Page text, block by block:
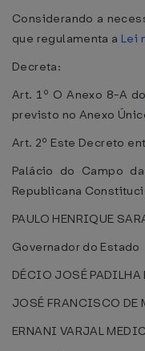
Considerando a
que regulamenta a Lei
Decreta:
Art. 1º O Anexo 8-A do
previsto no Anexo
Art. 2º Este Decreto
Palácio do Campo
Republicana
PAULO HENRIQUE
Governador do Estado
DÉCIO JOSÉ PADILHA
JOSÉ FRANCISCO DE
ERNANI VARJAL